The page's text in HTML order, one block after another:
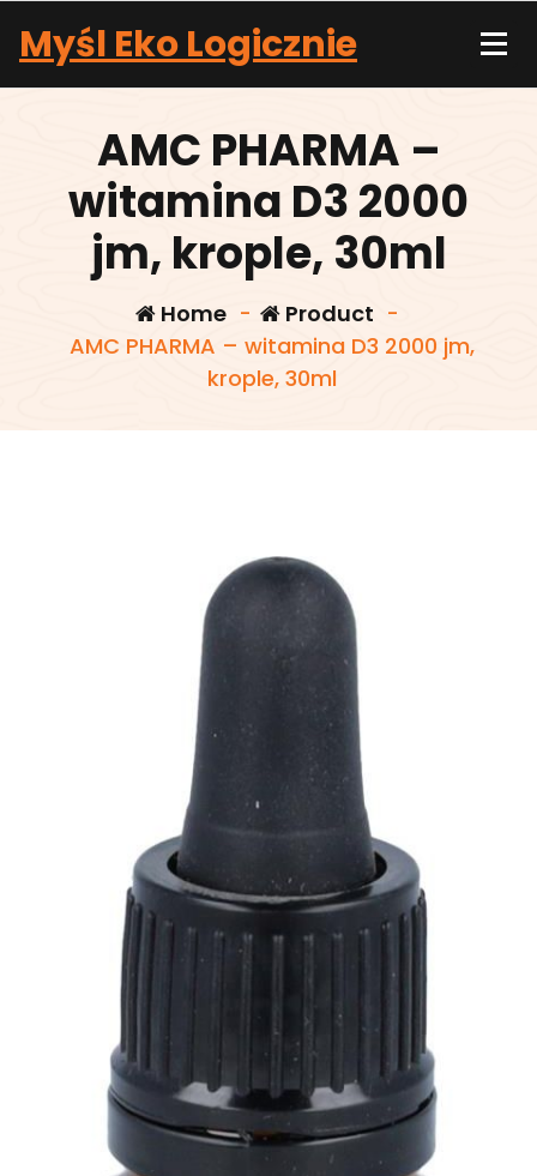
content
Myśl Eko Logicznie
AMC PHARMA –
witamina D3 2000
jm, krople, 30ml
Home- Product -
AMC PHARMA – witamina D3 2000 jm,
krople, 30ml
AMC PHARMA – witamina D3 2000
jm, krople, 30ml